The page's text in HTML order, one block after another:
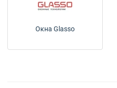
Окна Glasso